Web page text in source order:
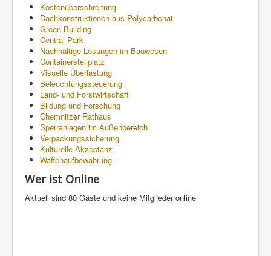
Kostenüberschreitung
Dachkonstruktionen aus Polycarbonat
Green Building
Central Park
Nachhaltige Lösungen im Bauwesen
Containerstellplatz
Visuelle Überlastung
Beleuchtungssteuerung
Land- und Forstwirtschaft
Bildung und Forschung
Chemnitzer Rathaus
Sperranlagen im Außenbereich
Verpackungssicherung
Kulturelle Akzeptanz
Waffenaufbewahrung
Wer ist Online
Aktuell sind 80 Gäste und keine Mitglieder online